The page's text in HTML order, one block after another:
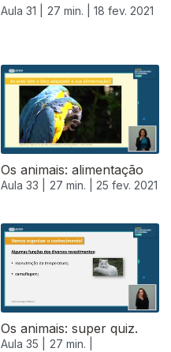
Aula 31 | 27 min. | 18 fev. 2021
Os animais: alimentação
Aula 33 | 27 min. | 25 fev. 2021
Os animais: super quiz.
Aula 35 |
27 min. |